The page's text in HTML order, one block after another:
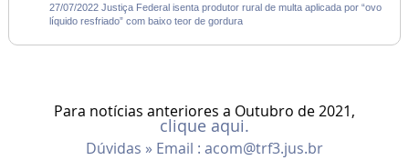
27/07/2022 Justiça Federal isenta produtor rural de multa aplicada por “ovo
líquido resfriado” com baixo teor de gordura
Para notícias anteriores a Outubro de 2021,
clique aqui.
Dúvidas » Email : acom@trf3.jus.br